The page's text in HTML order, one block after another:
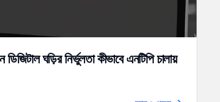
ঘড়ির নির্ভুলতা কীভাবে এনটিপি চালায়